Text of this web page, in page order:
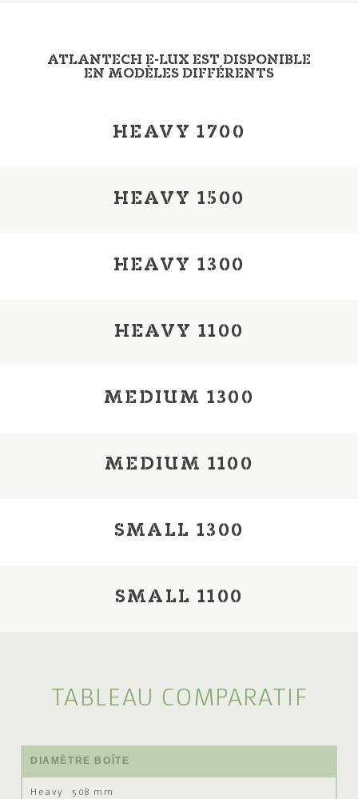
ATLANTECH E-LUX EST DISPONIBLE
EN MODÈLES DIFFÉRENTS
HEAVY 1700
HEAVY 1500
HEAVY 1300
HEAVY 1100
MEDIUM 1300
MEDIUM 1100
SMALL 1300
SMALL 1100
TABLEAU COMPARATIF
DIAMÈTRE BOÎTE
508 mm